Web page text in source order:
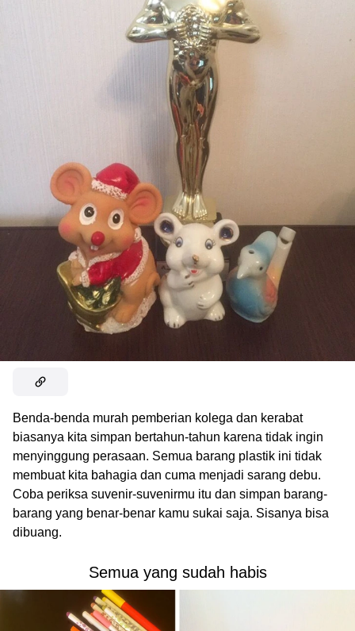
Benda-benda murah pemberian kolega dan kerabat
biasanya kita simpan bertahun-tahun karena tidak ingin
menyinggung perasaan. Semua barang plastik ini tidak
membuat kita bahagia dan cuma menjadi sarang debu.
Coba periksa suvenir-suvenirmu itu dan simpan barang-
barang yang benar-benar kamu sukai saja. Sisanya bisa
dibuang.
Semua yang sudah habis